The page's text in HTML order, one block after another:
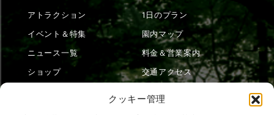
クッキー管理
アトラクション
イベント＆特集
ニュース一覧
ショップ
1日のプラン
園内マップ
料金＆営業案内
交通アクセス